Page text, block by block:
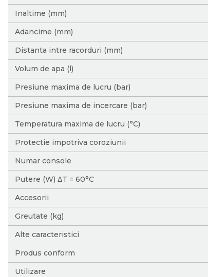
Inaltime (mm)
Adancime (mm)
Distanta intre racorduri (mm)
Volum de apa (l)
Presiune maxima de lucru (bar)
Presiune maxima de incercare (bar)
Temperatura maxima de lucru (°C)
Protectie impotriva coroziunii
Numar console
Putere (W) ΔT = 60°C
Accesorii
Greutate (kg)
Alte caracteristici
Produs conform
Utilizare